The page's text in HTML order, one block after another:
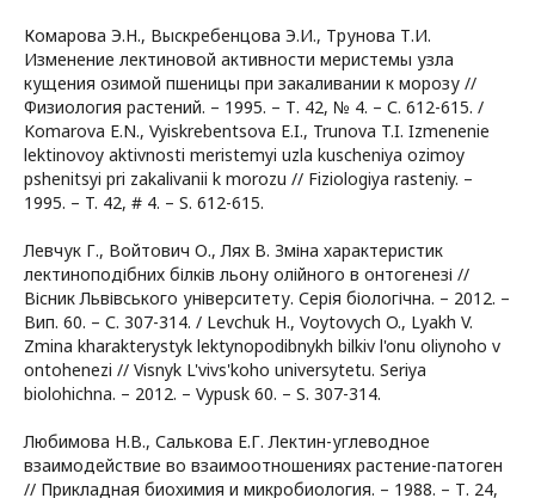
Комарова Э.Н., Выскребенцова Э.И., Трунова Т.И.
Изменение лектиновой активности меристемы узла
кущения озимой пшеницы при закаливании к морозу //
Физиология растений. – 1995. – Т. 42, № 4. – С. 612-615. /
Komarova E.N., Vyiskrebentsova E.I., Trunova T.I. Izmenenie
lektinovoy aktivnosti meristemyi uzla kuscheniya ozimoy
pshenitsyi pri zakalivanii k morozu // Fiziologiya rasteniy. –
1995. – T. 42, # 4. – S. 612-615.
Левчук Г., Войтович О., Лях В. Зміна характеристик
лектиноподібних білків льону олійного в онтогенезі //
Вісник Львівського університету. Серія біологічна. – 2012. –
Вип. 60. – С. 307-314. / Levchuk H., Voytovych O., Lyakh V.
Zmina kharakterystyk lektynopodibnykh bilkiv l'onu oliynoho v
ontohenezi // Visnyk L'vivs'koho universytetu. Seriya
biolohichna. – 2012. – Vypusk 60. – S. 307-314.
Любимова Н.В., Салькова Е.Г. Лектин-углеводное
взаимодействие во взаимоотношениях растение-патоген
// Прикладная биохимия и микробиология. – 1988. – Т. 24,